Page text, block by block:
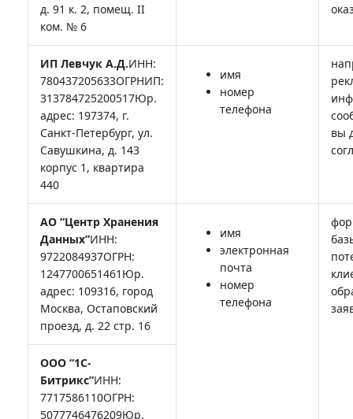
д. 91 к. 2, помещ. II
ком. № 6
ИП Левчук А.Д.ИНН:
780437205633ОГРНИП:
313784725200517Юр.
адрес: 197374, г.
Санкт-Петербург, ул.
Савушкина, д. 143
корпус 1, квартира
440
имя
номер
телефона
вы
АО “Центр Хранения
Данных”ИНН:
9722084937ОГРН:
1247700651461Юр.
адрес: 109316, город
Москва, Остаповский
проезд, д. 22 стр. 16
имя
электронная
почта
номер
телефона
ООО “1С-
Битрикс”ИНН:
7717586110ОГРН:
5077746476209Юр.